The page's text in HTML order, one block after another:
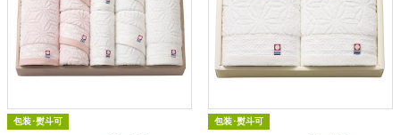
包装･熨斗可 包装･熨斗可